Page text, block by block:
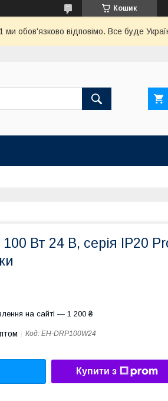
Кошик
обов'язково відповімо. Все буде
Вт 24 В, серія IP20
на сайті — 1 200 ₴
Код: EH-DRP100W24
Купити з